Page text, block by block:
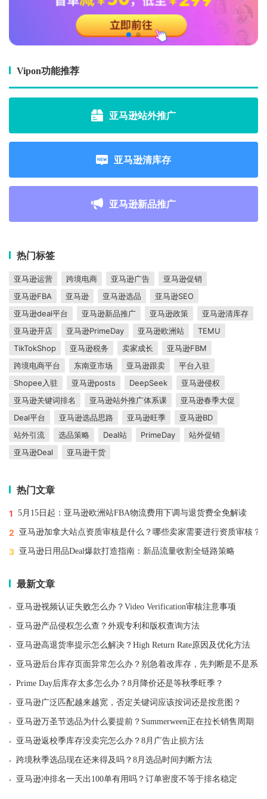
Vipon功能推荐
亚马逊站外推广
亚马逊清库存
亚马逊新品推广
热门标签
亚马逊运营 跨境电商 亚马逊广告
亚马逊促销
亚马逊FBA
亚马逊 亚马逊选品
亚马逊SEO
亚马逊deal平台
亚马逊新品推广 亚马逊政策
亚马逊清库存
亚马逊开店
亚马逊PrimeDay 亚马逊欧洲站
TEMU
TikTokShop
亚马逊税务 卖家成长
亚马逊FBM
跨境电商平台
东南亚市场 亚马逊跟卖
平台入驻
Shopee入驻
亚马逊posts DeepSeek
亚马逊侵权
亚马逊关键词排名
亚马逊站外推广体系课
亚马逊春季大促
Deal平台
亚马逊选品思路 亚马逊旺季
亚马逊BD
站外引流
选品策略 Deal站 PrimeDay
站外促销
亚马逊Deal
亚马逊干货
热门文章
1 5月15日起：亚马逊欧洲站FBA物流费用下调与退货费全免解读
2 亚马逊加拿大站点资质审核是什么？哪些卖家需要进行资质审核？
3 亚马逊日用品Deal爆款打造指南：新品流量收割全链路策略
最新文章
· 亚马逊视频认证失败怎么办？Video Verification审核注意事项
· 亚马逊产品侵权怎么查？外观专利和版权查询方法
· 亚马逊高退货率提示怎么解决？High Return Rate原因及优化方法
· 亚马逊后台库存页面异常怎么办？别急着改库存，先判断是不是系
· Prime Day后库存太多怎么办？8月降价还是等秋季旺季？
· 亚马逊广泛匹配越来越宽，否定关键词应该按词还是按意图？
· 亚马逊万圣节选品为什么要提前？Summerween正在拉长销售周期
· 亚马逊返校季库存没卖完怎么办？8月广告止损方法
· 跨境秋季选品现在还来得及吗？8月选品时间判断方法
· 亚马逊冲排名一天出100单有用吗？订单密度不等于排名稳定